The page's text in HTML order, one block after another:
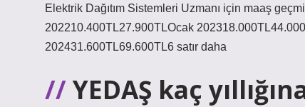
Elektrik Dağıtım Sistemleri Uzmanı için maaş
202210.400TL27.900TLOcak
202431.600TL69.600TL6 satır daha
YEDAŞ kaç